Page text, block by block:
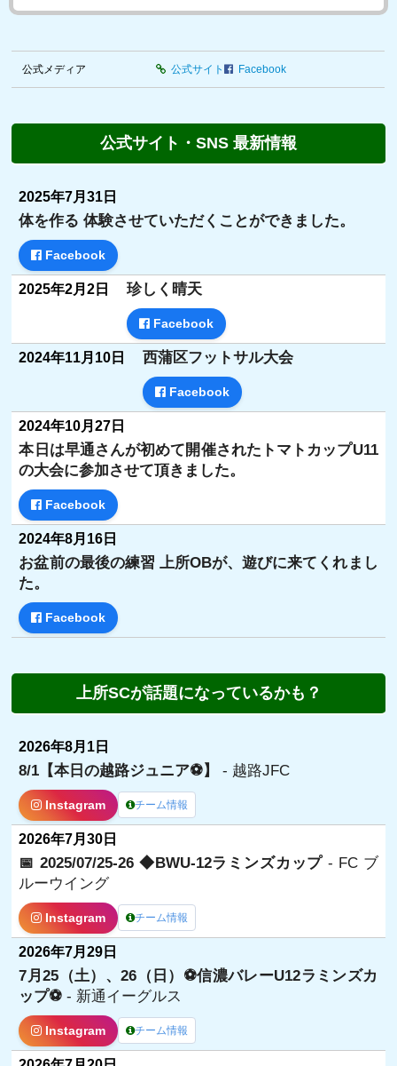
公式メディア 公式サイト Facebook
公式サイト・SNS 最新情報
2025年7月31日
体を作る 体験させていただくことができました。
Facebook
2025年2月2日 珍しく晴天
Facebook
2024年11月10日 西蒲区フットサル大会
Facebook
2024年10月27日
本日は早通さんが初めて開催されたトマトカップU11
の大会に参加させて頂きました。
Facebook
2024年8月16日
お盆前の最後の練習 上所OBが、遊びに来てくれまし
た。
Facebook
上所SCが話題になっているかも？
2026年8月1日
8/1【本日の越路ジュニア⚽️】- 越路JFC
Instagram チーム情報
2026年7月30日
📅 2025/07/25-26 ◆BWU-12ラミンズカップ - FC ブ
ルーウイング
Instagram チーム情報
2026年7月29日
7月25（土）、26（日）⚽️信濃バレーU12ラミンズカ
ップ⚽️- 新通イーグルス
Instagram チーム情報